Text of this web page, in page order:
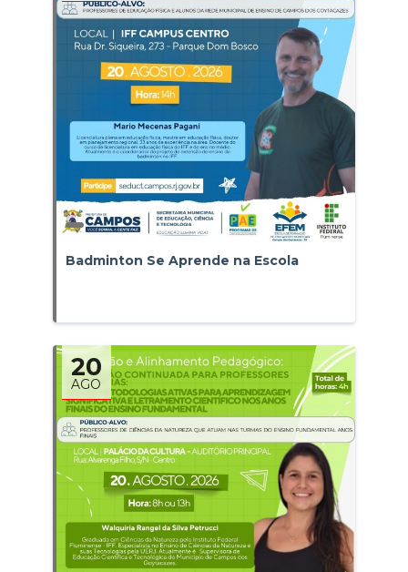
Badminton Se Aprende na Escola
20
AGO